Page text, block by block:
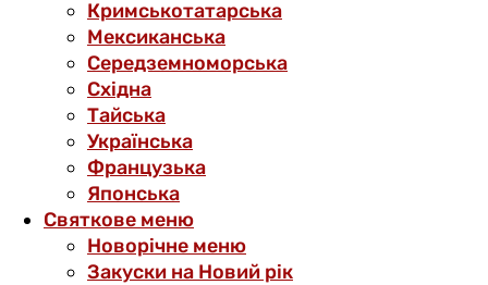
Кримськотатарська
Мексиканська
Середземноморська
Східна
Тайська
Українська
Французька
Японська
Святкове меню
Новорічне меню
Закуски на Новий рік